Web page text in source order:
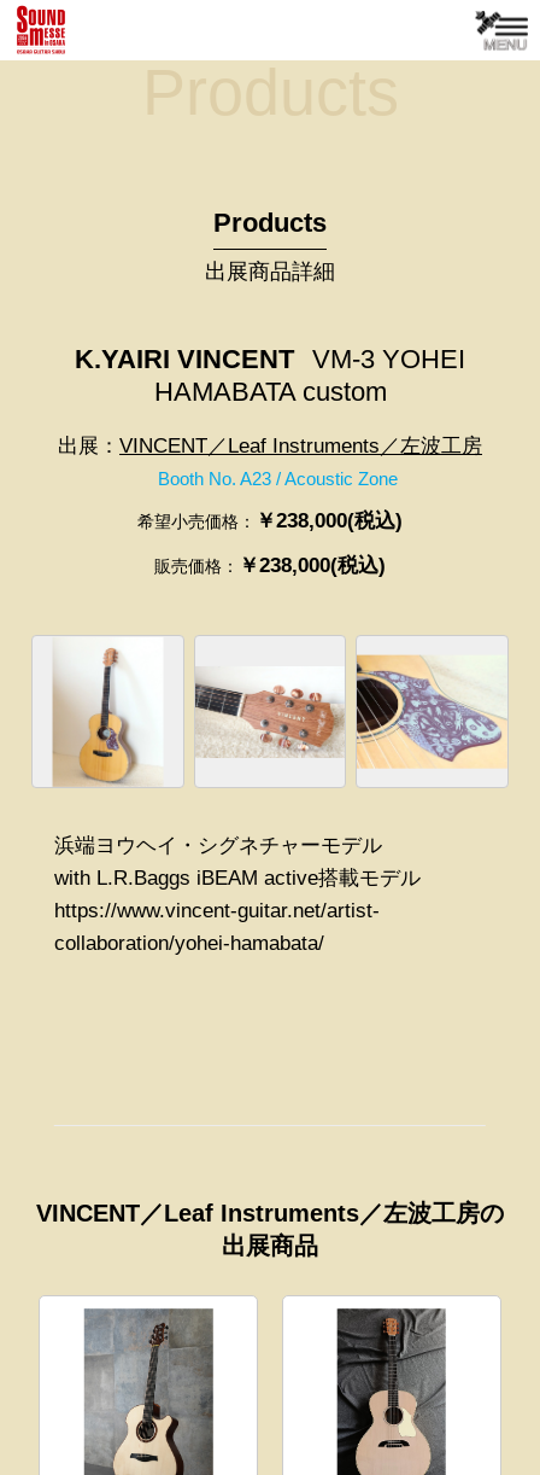
Products
Products
出展商品詳細
K.YAIRI VINCENT VM-3 YOHEI
HAMABATA custom
出展： VINCENT／Leaf Instruments／左波工房
Booth No. A23 / Acoustic Zone
希望小売価格： ￥238,000(税込)
販売価格： ￥238,000(税込)
浜端ヨウヘイ・シグネチャーモデル
with L.R.Baggs iBEAM active搭載モデル
https://www.vincent-guitar.net/artist-
collaboration/yohei-hamabata/
VINCENT／Leaf Instruments／左波工房の
出展商品